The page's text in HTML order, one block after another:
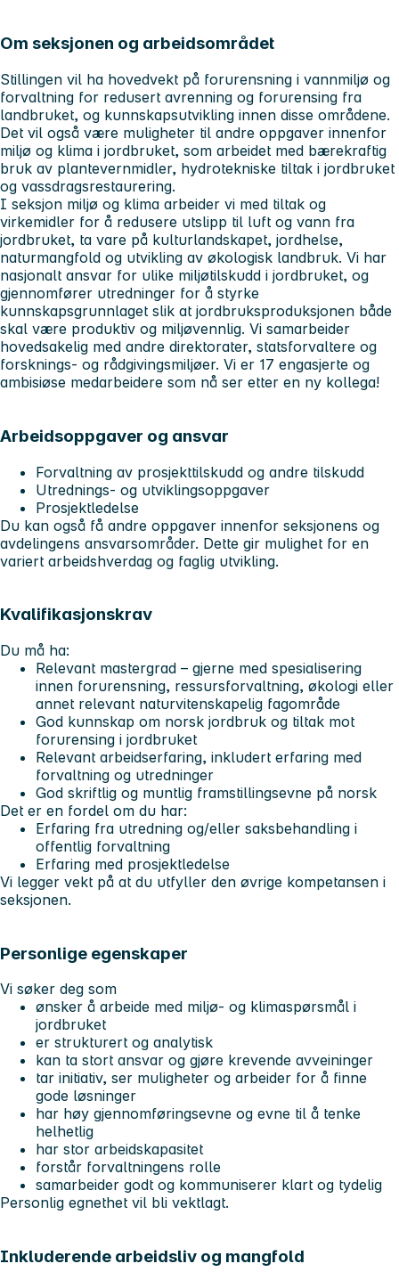
Om seksjonen og arbeidsområdet
Stillingen vil ha hovedvekt på forurensning i vannmiljø og
forvaltning for redusert avrenning og forurensing fra
landbruket, og kunnskapsutvikling innen disse områdene.
Det vil også være muligheter til andre oppgaver innenfor
miljø og klima i jordbruket, som arbeidet med bærekraftig
bruk av plantevernmidler, hydrotekniske tiltak i jordbruket
og vassdragsrestaurering.
I seksjon miljø og klima arbeider vi med tiltak og
virkemidler for å redusere utslipp til luft og vann fra
jordbruket, ta vare på kulturlandskapet, jordhelse,
naturmangfold og utvikling av økologisk landbruk. Vi har
nasjonalt ansvar for ulike miljøtilskudd i jordbruket, og
gjennomfører utredninger for å styrke
kunnskapsgrunnlaget slik at jordbruksproduksjonen både
skal være produktiv og miljøvennlig. Vi samarbeider
hovedsakelig med andre direktorater, statsforvaltere og
forsknings- og rådgivingsmiljøer. Vi er 17 engasjerte og
ambisiøse medarbeidere som nå ser etter en ny kollega!
Arbeidsoppgaver og ansvar
Forvaltning av prosjekttilskudd og andre tilskudd
Utrednings- og utviklingsoppgaver
Prosjektledelse
Du kan også få andre oppgaver innenfor seksjonens og
avdelingens ansvarsområder. Dette gir mulighet for en
variert arbeidshverdag og faglig utvikling.
Kvalifikasjonskrav
Du må ha:
Relevant mastergrad – gjerne med spesialisering
innen forurensning, ressursforvaltning, økologi eller
annet relevant naturvitenskapelig fagområde
God kunnskap om norsk jordbruk og tiltak mot
forurensing i jordbruket
Relevant arbeidserfaring, inkludert erfaring med
forvaltning og utredninger
God skriftlig og muntlig framstillingsevne på norsk
Det er en fordel om du har:
Erfaring fra utredning og/eller saksbehandling i
offentlig forvaltning
Erfaring med prosjektledelse
Vi legger vekt på at du utfyller den øvrige kompetansen i
seksjonen.
Personlige egenskaper
Vi søker deg som
ønsker å arbeide med miljø- og klimaspørsmål i
jordbruket
er strukturert og analytisk
kan ta stort ansvar og gjøre krevende avveininger
tar initiativ, ser muligheter og arbeider for å finne
gode løsninger
har høy gjennomføringsevne og evne til å tenke
helhetlig
har stor arbeidskapasitet
forstår forvaltningens rolle
samarbeider godt og kommuniserer klart og tydelig
Personlig egnethet vil bli vektlagt.
Inkluderende arbeidsliv og mangfold